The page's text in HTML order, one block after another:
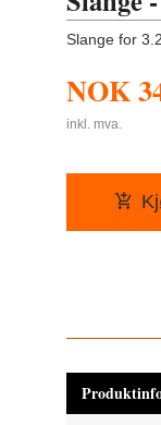
Slange for
NOK
inkl. mva.